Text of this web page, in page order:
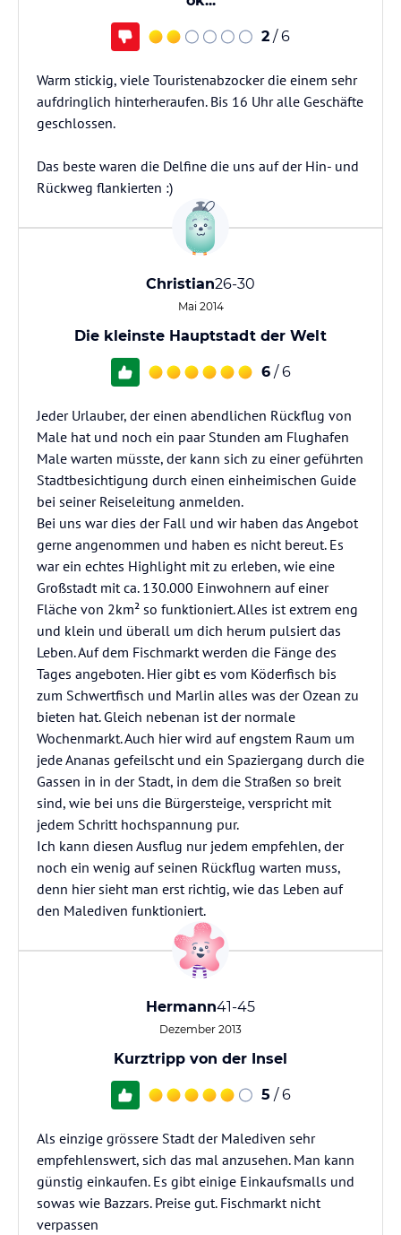
2 / 6
Warm stickig, viele Touristenabzocker die einem sehr
aufdringlich hinterheraufen. Bis 16 Uhr alle Geschäfte
geschlossen.
Das beste waren die Delfine die uns auf der Hin- und
Rückweg flankierten :)
Christian26-30
Mai 2014
Die kleinste Hauptstadt der Welt
6 / 6
Jeder Urlauber, der einen abendlichen Rückflug von
Male hat und noch ein paar Stunden am Flughafen
Male warten müsste, der kann sich zu einer geführten
Stadtbesichtigung durch einen einheimischen Guide
bei seiner Reiseleitung anmelden.
Bei uns war dies der Fall und wir haben das Angebot
gerne angenommen und haben es nicht bereut. Es
war ein echtes Highlight mit zu erleben, wie eine
Großstadt mit ca. 130.000 Einwohnern auf einer
Fläche von 2km² so funktioniert. Alles ist extrem eng
und klein und überall um dich herum pulsiert das
Leben. Auf dem Fischmarkt werden die Fänge des
Tages angeboten. Hier gibt es vom Köderfisch bis
zum Schwertfisch und Marlin alles was der Ozean zu
bieten hat. Gleich nebenan ist der normale
Wochenmarkt. Auch hier wird auf engstem Raum um
jede Ananas gefeilscht und ein Spaziergang durch die
Gassen in in der Stadt, in dem die Straßen so breit
sind, wie bei uns die Bürgersteige, verspricht mit
jedem Schritt hochspannung pur.
Ich kann diesen Ausflug nur jedem empfehlen, der
noch ein wenig auf seinen Rückflug warten muss,
denn hier sieht man erst richtig, wie das Leben auf
den Malediven funktioniert.
Hermann41-45
Dezember 2013
Kurztripp von der Insel
5 / 6
Als einzige grössere Stadt der Malediven sehr
empfehlenswert, sich das mal anzusehen. Man kann
günstig einkaufen. Es gibt einige Einkaufsmalls und
sowas wie Bazzars. Preise gut. Fischmarkt nicht
verpassen